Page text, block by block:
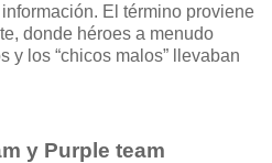
El término proviene
donde héroes a menudo
y los “chicos malos” llevaban
y Purple team